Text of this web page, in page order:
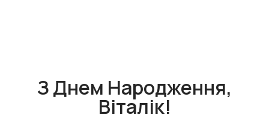
З Днем Народження,
Віталік!